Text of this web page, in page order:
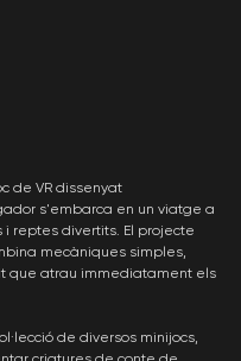
de VR dissenyat
s'embarca en un viatge a
reptes divertits. El projecte
mecàniques simples,
que atrau immediatament els
de diversos minijocs,